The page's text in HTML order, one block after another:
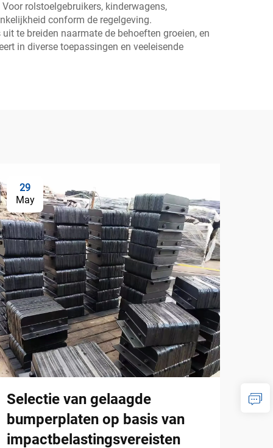
rolstoelgebruikers, kinderwagens,
conform de regelgeving.
te breiden naarmate de behoeften groeien, en
in diverse toepassingen en veeleisende
29
May
Selectie van gelaagde
bumperplaten op basis van
impactbelastingsvereisten